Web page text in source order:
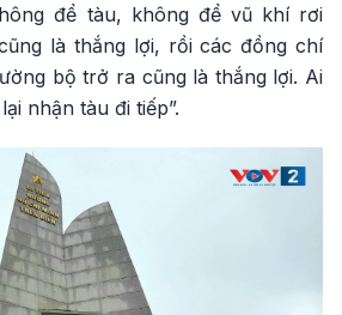
để tàu, không để vũ khí rơi
là thắng lợi, rồi các đồng chí
bộ trở ra cũng là thắng lợi. Ai
nhận tàu đi tiếp”.